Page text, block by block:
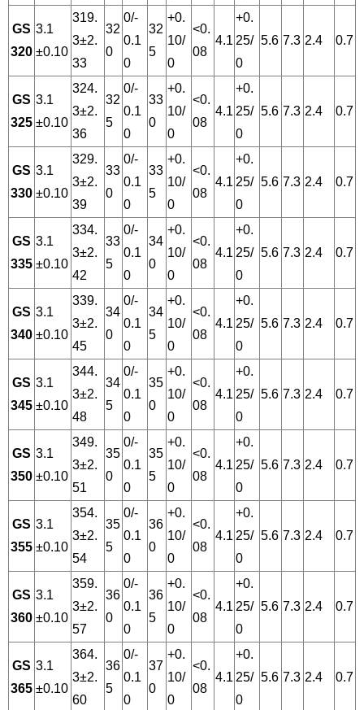
GS
320
3.1
±0.10
319.
3±2.
33
32
0
0/-
0.1
0
32
5
+0.
10/
0
<0.
08
4.1
+0.
25/
0
5.6 7.3 2.4 0.7
GS
325
3.1
±0.10
324.
3±2.
36
32
5
0/-
0.1
0
33
0
+0.
10/
0
<0.
08
4.1
+0.
25/
0
5.6 7.3 2.4 0.7
GS
330
3.1
±0.10
329.
3±2.
39
33
0
0/-
0.1
0
33
5
+0.
10/
0
<0.
08
4.1
+0.
25/
0
5.6 7.3 2.4 0.7
GS
335
3.1
±0.10
334.
3±2.
42
33
5
0/-
0.1
0
34
0
+0.
10/
0
<0.
08
4.1
+0.
25/
0
5.6 7.3 2.4 0.7
GS
340
3.1
±0.10
339.
3±2.
45
34
0
0/-
0.1
0
34
5
+0.
10/
0
<0.
08
4.1
+0.
25/
0
5.6 7.3 2.4 0.7
GS
345
3.1
±0.10
344.
3±2.
48
34
5
0/-
0.1
0
35
0
+0.
10/
0
<0.
08
4.1
+0.
25/
0
5.6 7.3 2.4 0.7
GS
350
3.1
±0.10
349.
3±2.
51
35
0
0/-
0.1
0
35
5
+0.
10/
0
<0.
08
4.1
+0.
25/
0
5.6 7.3 2.4 0.7
GS
355
3.1
±0.10
354.
3±2.
54
35
5
0/-
0.1
0
36
0
+0.
10/
0
<0.
08
4.1
+0.
25/
0
5.6 7.3 2.4 0.7
GS
360
3.1
±0.10
359.
3±2.
57
36
0
0/-
0.1
0
36
5
+0.
10/
0
<0.
08
4.1
+0.
25/
0
5.6 7.3 2.4 0.7
GS
365
3.1
±0.10
364.
3±2.
60
36
5
0/-
0.1
0
37
0
+0.
10/
0
<0.
08
4.1
+0.
25/
0
5.6 7.3 2.4 0.7